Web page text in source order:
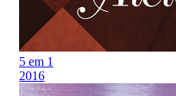
5 em 1
2016